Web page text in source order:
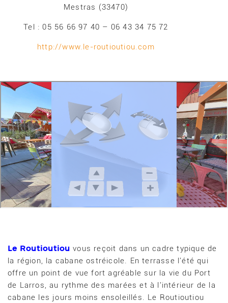
Mestras (33470)
Tel : 05 56 66 97 40 – 06 43 34 75 72
http://www.le-routioutiou.com
Le Routioutiou vous reçoit dans un cadre typique de
la région, la cabane ostréicole. En terrasse l'été qui
offre un point de vue fort agréable sur la vie du Port
de Larros, au rythme des marées et à l'intérieur de la
cabane les jours moins ensoleillés. Le Routioutiou